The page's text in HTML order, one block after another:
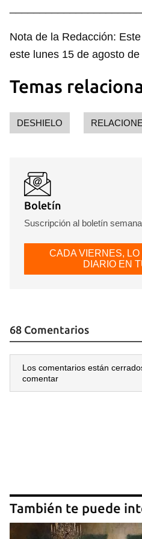
Nota de la Redacción:
este lunes 15 de agosto
Temas
DESHIELO
Boletín
Suscripción al boletín
CADA VIERNES,
DIARIO EN
68 Comentarios
Los comentarios están
comentar
También te puede